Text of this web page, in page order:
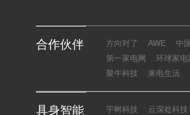
合作伙伴 方向对了 AWE 中
第一家电网
环球家电
聚牛科技
来电生活
具身智能 宇树科技 云深处科技